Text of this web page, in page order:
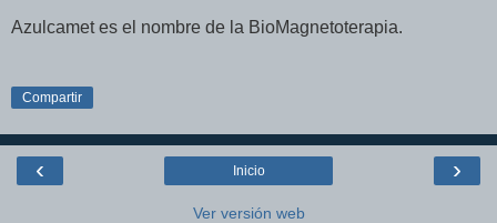
Azulcamet es el nombre de la BioMagnetoterapia.
Compartir
‹ ›
Inicio
Ver versión web